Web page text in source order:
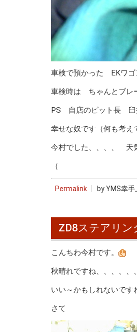
車検で預かった EKワゴ
車検時は ちゃんとブレ
PS 自店のピット長 臼
幸せな奴です（何も考え
今村でした、、、、 天
（
Permalink by YMS幸
ZD8ステアリン
こんちわ今村です。
秋晴れですね、、、、、、
いい～かもしれないで
さて